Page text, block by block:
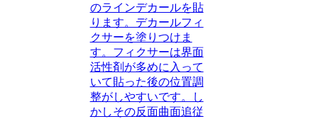
のラインデカールを貼
ります。デカールフィ
クサーを塗りつけま
す。フィクサーは界面
活性剤が多めに入って
いて貼った後の位置調
整がしやすいです。し
かしその反面曲面追従